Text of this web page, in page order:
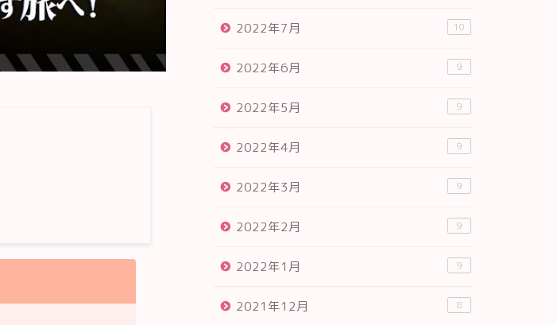
2022年7月 10
2022年6月 9
2022年5月 9
2022年4月 9
2022年3月 9
2022年2月 9
2022年1月 9
2021年12月 8